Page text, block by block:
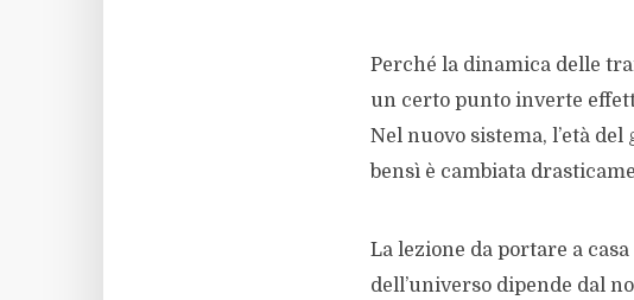
Perché la dinamica delle
un certo punto inverte
Nel nuovo sistema, l’età
bensì è cambiata
La lezione da portare a
dell’universo dipende dal